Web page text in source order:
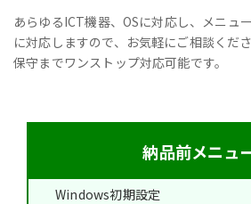
あらゆるICT機器、OSに対応し、メニュ
に対応しますので、お気軽にご相談くだ
保守までワンストップ対応可能です。
納品前メニュ
Windows初期設定